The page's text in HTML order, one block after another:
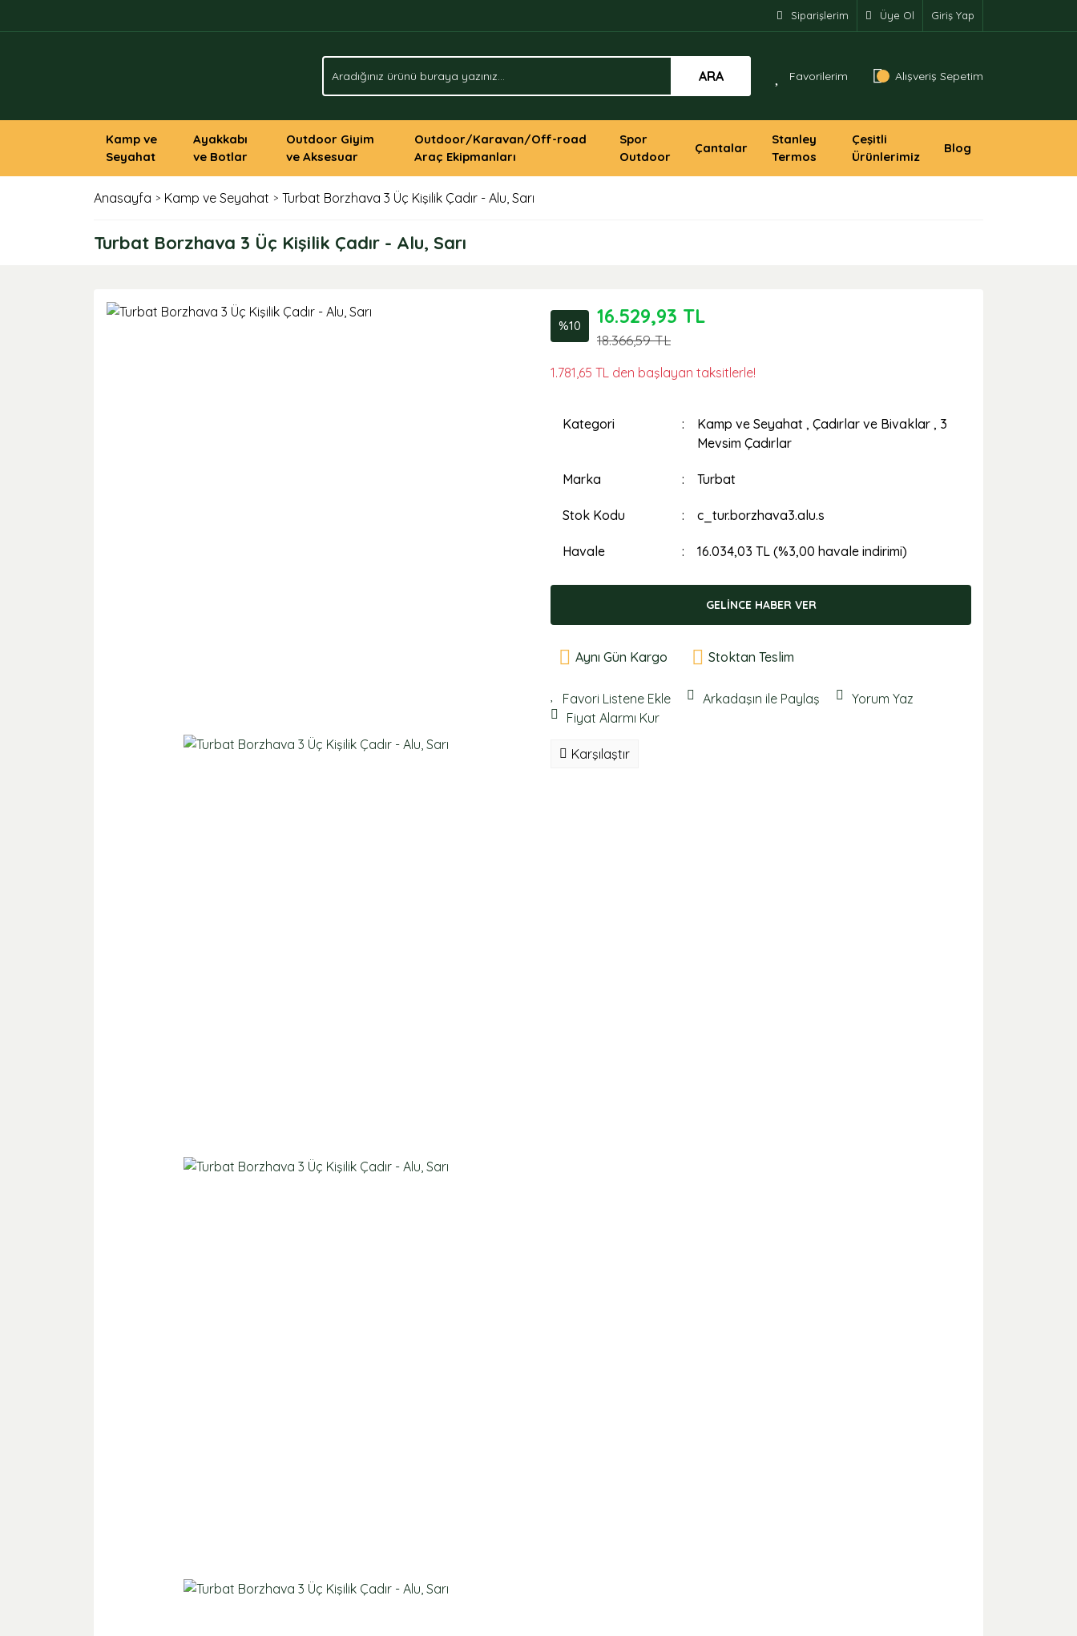
Siparişlerim Üye Ol Giriş Yap
ARA Favorilerim Alışveriş Sepetim
Kamp ve
Seyahat
Ayakkabı
ve Botlar
Outdoor Giyim
ve Aksesuar
Outdoor/Karavan/Off-road
Araç Ekipmanları
Spor
Outdoor
Çantalar
Stanley
Termos
Çeşitli
Ürünlerimiz
Blog
Anasayfa Kamp ve Seyahat Turbat Borzhava 3 Üç Kişilik Çadır - Alu, Sarı
Turbat Borzhava 3 Üç Kişilik Çadır - Alu, Sarı
%10 16.529,93 TL
18.366,59 TL
1.781,65 TL den başlayan taksitlerle!
Kategori Kamp ve Seyahat , Çadırlar ve Bivaklar , 3
Mevsim Çadırlar
Marka Turbat
Stok Kodu c_tur.borzhava3.alu.s
Havale 16.034,03 TL (%3,00 havale indirimi)
GELİNCE HABER VER
Aynı Gün Kargo Stoktan Teslim
Arkadaşın ile Paylaş
Yorum Yaz
Fiyat Alarmı Kur
Karşılaştır